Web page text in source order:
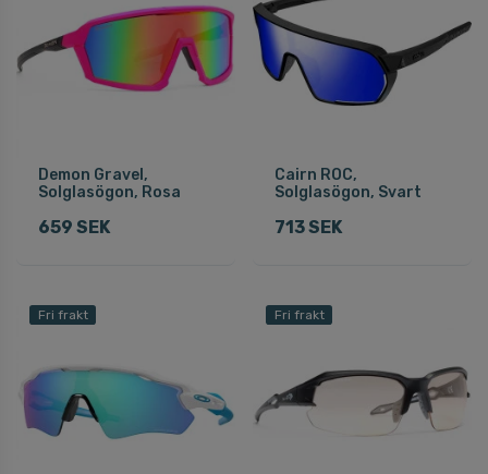
Demon Gravel,
Solglasögon, Rosa
659 SEK
Cairn ROC,
Solglasögon, Svart
713 SEK
Fri frakt Fri frakt